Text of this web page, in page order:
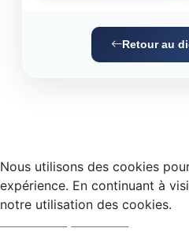
Retour au
Nous utilisons des cookies
expérience. En continuant à
notre utilisation des cookies.